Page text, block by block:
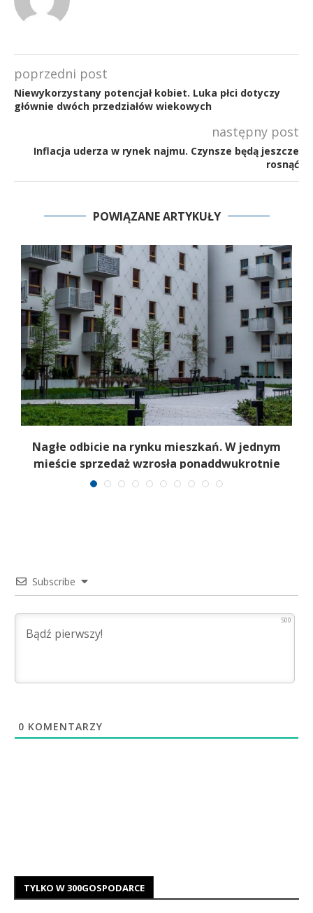
poprzedni post
Niewykorzystany potencjał kobiet. Luka płci dotyczy
głównie dwóch przedziałów wiekowych
następny post
Inflacja uderza w rynek najmu. Czynsze będą jeszcze
rosnąć
POWIĄZANE ARTYKUŁY
Nagłe odbicie na rynku mieszkań. W jednym
mieście sprzedaż wzrosła ponaddwukrotnie
Subscribe
500
0 KOMENTARZY
TYLKO W 300GOSPODARCE